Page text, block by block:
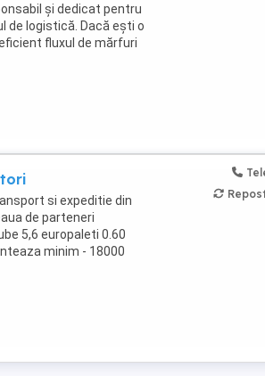
și dedicat pentru
de logistică. Dacă ești o
fluxul de mărfuri
si expeditie din
de parteneri
5,6 europaleti 0.60
minim - 18000